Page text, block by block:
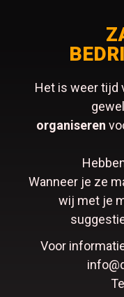
Het is weer tijd
organiseren
Wanneer je ze
wij met je
Voor